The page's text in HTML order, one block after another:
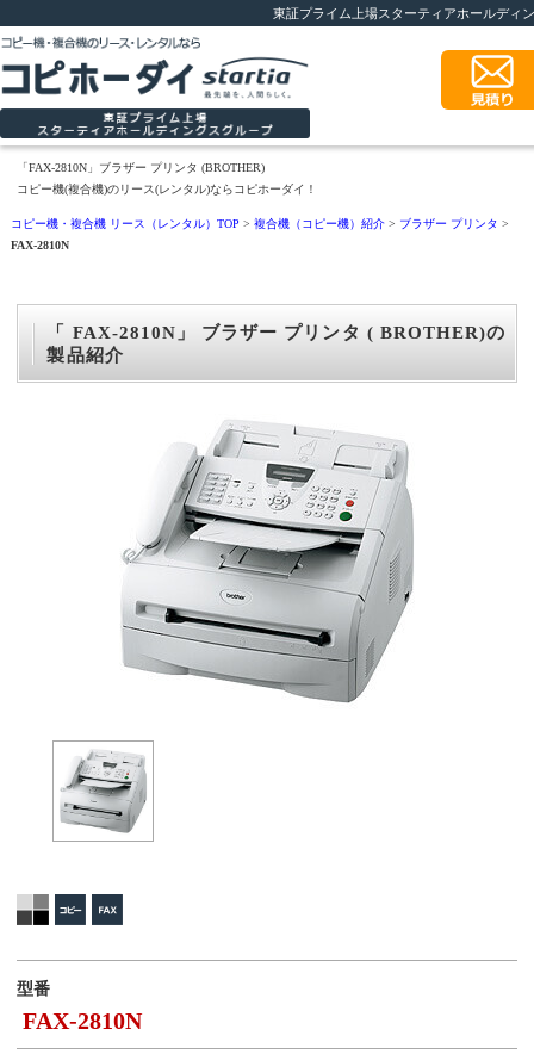
東証プライム上場スターティアホールディ
「FAX-2810N」ブラザー プリンタ (BROTHER)
コピー機(複合機)のリース(レンタル)ならコピホーダイ！
コピー機・複合機 リース（レンタル）TOP >複合機（コピー機）紹介 > ブラザー プリンタ>
FAX-2810N
「 FAX-2810N」 ブラザー プリンタ ( BROTHER)の
製品紹介
型番
FAX-2810N